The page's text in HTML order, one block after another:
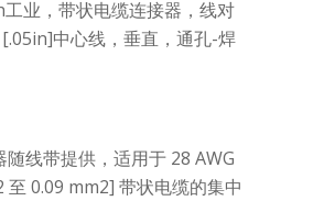
业，带状电缆连接器，线对
中心线，垂直，通孔-焊
随线带提供，适用于 28 AWG
至 0.09 mm2] 带状电缆的集中